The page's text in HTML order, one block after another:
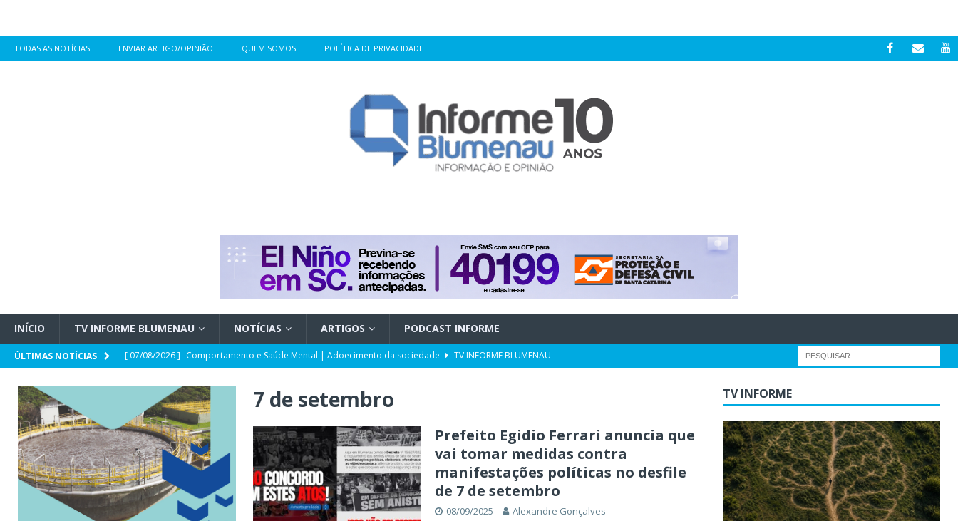
TODAS AS NOTÍCIAS ENVIAR ARTIGO/OPINIÃO QUEM SOMOS POLÍTICA DE PRIVACIDADE
INÍCIO TV INFORME BLUMENAU NOTÍCIAS ARTIGOS PODCAST INFORME
ÚLTIMAS NOTÍCIAS [ 07/08/2026 ] Comportamento e Saúde Mental | Adoecimento da sociedade
TV INFORME BLUMENAU
[ 07/08/2026 ] SC e Paraguai avançam em acordo por portos e milho após reuniões em Assunção
[ 07/08/2026 ] Entrevista | Túlio de Amorim Pfuetzenreiter, candidato ao Senado pelo Missão
TV INFORME BLUMENAU
[ 07/08/2026 ] HEMOSC adota novos critérios para doação de sangue
POLÍTICA
[ 07/08/2026 ]
Indaial registra o maior crescimento da história no Ideb X. DESTAQUES
7 de setembro
Prefeito Egidio Ferrari anuncia que
vai tomar medidas contra
manifestações políticas no desfile
de 7 de setembro
08/09/2025 Alexandre Gonçalves
TV INFORME